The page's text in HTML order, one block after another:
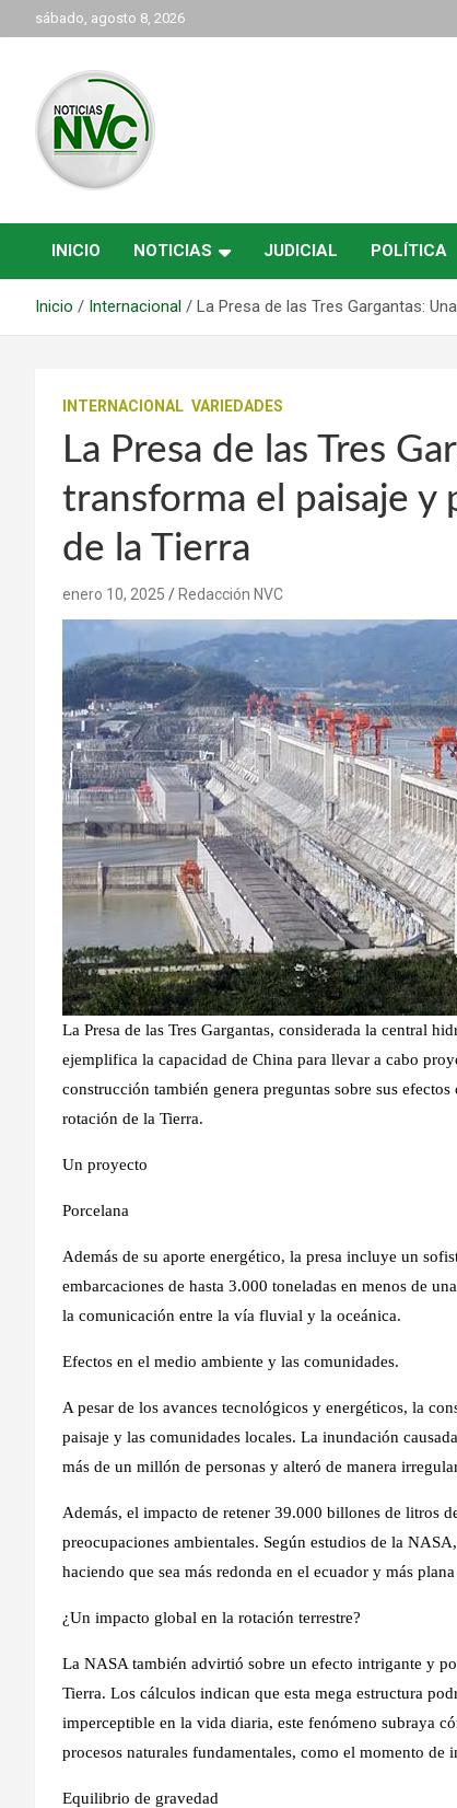
al
sábado, agosto 8, 2026
NVC Noticias
INICIO NOTICIAS JUDICIAL POLÍTICA
Inicio Internacional La Presa de las Tres Gargantas:
INTERNACIONAL VARIEDADES
La Presa de las Tres
transforma el paisaje
de la Tierra
enero 10, 2025 Redacción NVC
La Presa de las Tres Gargantas, considerada la central
ejemplifica la capacidad de China para llevar a cabo
construcción también genera preguntas sobre sus
rotación de la Tierra.
Un proyecto
Porcelana
Además de su aporte energético, la presa incluye un
embarcaciones de hasta 3.000 toneladas en menos de
la comunicación entre la vía fluvial y la oceánica.
Efectos en el medio ambiente y las comunidades.
A pesar de los avances tecnológicos y energéticos, la
paisaje y las comunidades locales. La inundación
más de un millón de personas y alteró de manera
Además, el impacto de retener 39.000 billones de litros
preocupaciones ambientales. Según estudios de la
haciendo que sea más redonda en el ecuador y más
¿Un impacto global en la rotación terrestre?
La NASA también advirtió sobre un efecto intrigante y
Tierra. Los cálculos indican que esta mega estructura
imperceptible en la vida diaria, este fenómeno subraya
procesos naturales fundamentales, como el momento de
Equilibrio de gravedad